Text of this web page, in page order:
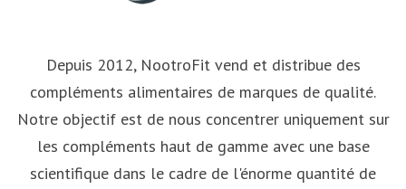
Depuis 2012, NootroFit vend et distribue des
compléments alimentaires de marques de qualité.
Notre objectif est de nous concentrer uniquement sur
les compléments haut de gamme avec une base
scientifique dans le cadre de l'énorme quantité de